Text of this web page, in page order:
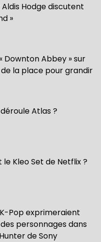
Hodge discutent
»
Downton Abbey » sur
la place pour grandir
Atlas ?
Kleo Set de Netflix ?
Pop exprimeraient
personnages dans
de Sony